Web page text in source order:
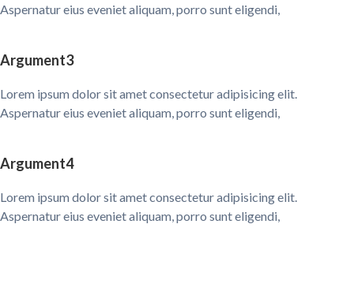
Aspernatur eius eveniet aliquam, porro sunt eligendi,
Argument3
Lorem ipsum dolor sit amet consectetur adipisicing elit.
Aspernatur eius eveniet aliquam, porro sunt eligendi,
Argument4
Lorem ipsum dolor sit amet consectetur adipisicing elit.
Aspernatur eius eveniet aliquam, porro sunt eligendi,